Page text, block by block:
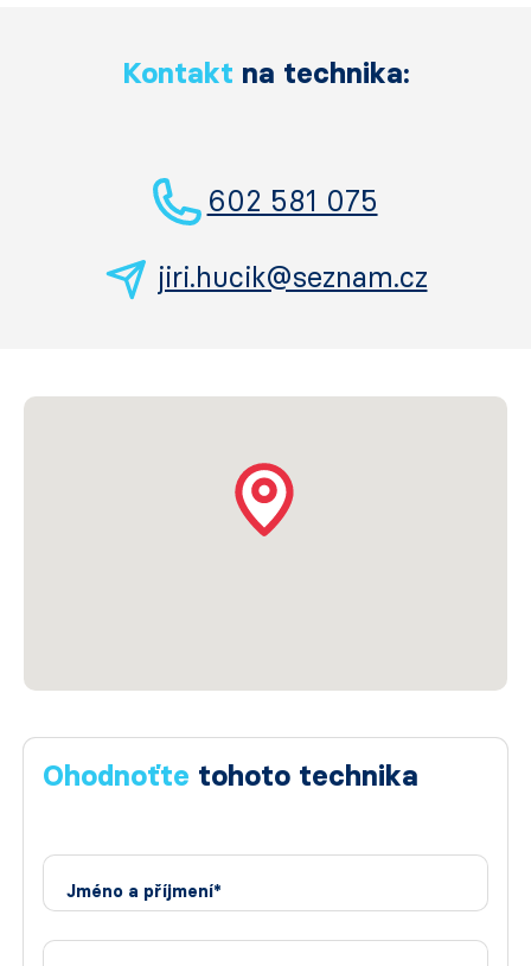
Kontakt na technika:
602 581 075
jiri.hucik@seznam.cz
Ohodnoťte tohoto technika
Jméno a příjmení*